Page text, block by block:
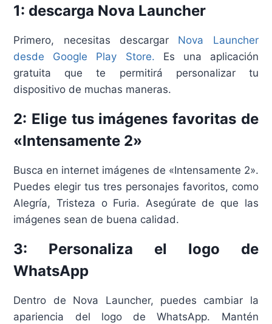
1: descarga Nova Launcher
Primero, necesitas descargar Nova Launcher
desde Google Play Store. Es una aplicación
gratuita que te permitirá personalizar tu
dispositivo de muchas maneras.
2: Elige tus imágenes favoritas de
«Intensamente 2»
Busca en internet imágenes de «Intensamente 2».
Puedes elegir tus tres personajes favoritos, como
Alegría, Tristeza o Furia. Asegúrate de que las
imágenes sean de buena calidad.
3: Personaliza el logo de
WhatsApp
Dentro de Nova Launcher, puedes cambiar la
apariencia del logo de WhatsApp. Mantén